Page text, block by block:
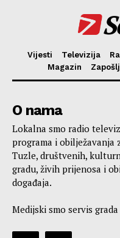
Vijesti Televizija
Magazin
O nama
Lokalna smo radio
programa i obilježavanja
Tuzle, društvenih,
gradu, živih prijenosa i
događaja.
Medijski smo servis